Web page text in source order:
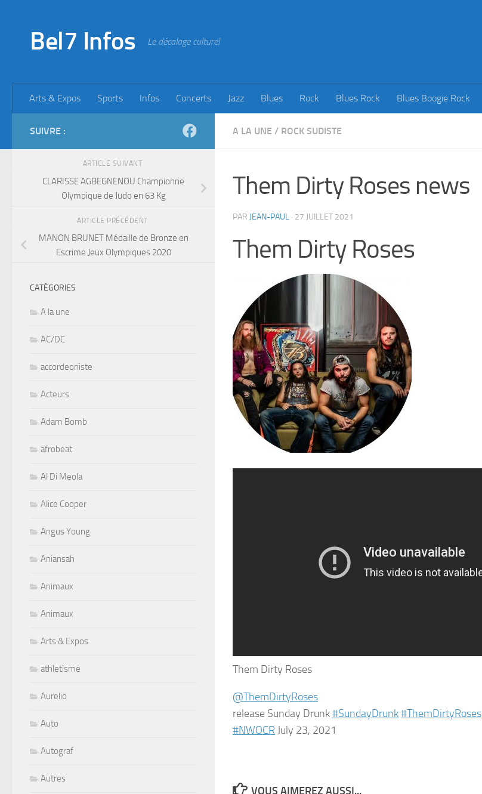
Bel7 Infos Le décalage culturel
Arts & Expos Sports Infos Concerts Jazz Blues Rock Blues Rock Blues Boogie Rock
A LA UNE / ROCK SUDISTE
Them Dirty Roses news
PAR JEAN-PAUL · 27 JUILLET 2021
Them Dirty Roses
Them Dirty Roses
@ThemDirtyRoses
release Sunday Drunk#SundayDrunk#ThemDirtyRoses
#NWOCR July 23, 2021
VOUS AIMEREZ AUSSI...
SUIVRE :
ARTICLE SUIVANT
CLARISSE AGBEGNENOU Championne
Olympique de Judo en 63 Kg
ARTICLE PRÉCÉDENT
MANON BRUNET Médaille de Bronze en
Escrime Jeux Olympiques 2020
CATÉGORIES
A la une
AC/DC
accordeoniste
Acteurs
Adam Bomb
afrobeat
Al Di Meola
Alice Cooper
Angus Young
Aniansah
Animaux
Animaux
Arts & Expos
athletisme
Aurelio
Auto
Autograf
Autres